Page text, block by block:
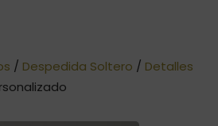
/ Despedida Soltero / Detalles